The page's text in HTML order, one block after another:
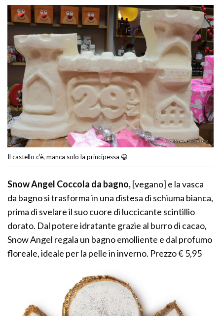
Il castello c’è, manca solo la principessa 😀
Snow Angel Coccola da bagno,[vegano] e la vasca
da bagno si trasforma in una distesa di schiuma bianca,
prima di svelare il suo cuore di luccicante scintillio
dorato. Dal potere idratante grazie al burro di cacao,
Snow Angel regala un bagno emolliente e dal profumo
floreale, ideale per la pelle in inverno. Prezzo € 5,95